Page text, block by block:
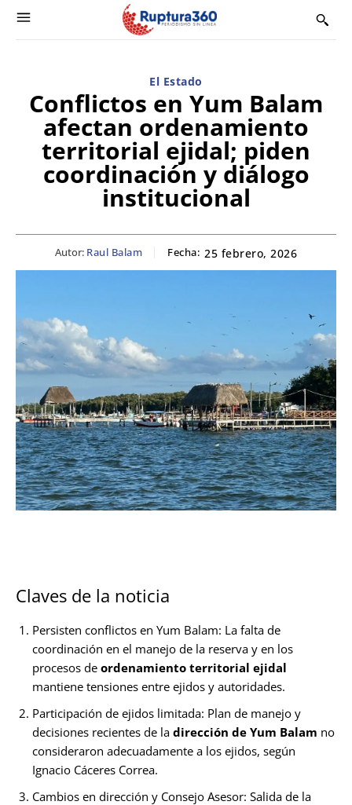
El Estado
Conflictos en Yum Balam
afectan ordenamiento
territorial ejidal; piden
coordinación y diálogo
institucional
Autor: Raul Balam Fecha: 25 febrero, 2026
Claves de la noticia
Persisten conflictos en Yum Balam: La falta de
coordinación en el manejo de la reserva y en los
procesos de ordenamiento territorial ejidal
mantiene tensiones entre ejidos y autoridades.
Participación de ejidos limitada: Plan de manejo y
decisiones recientes de la dirección de Yum Balam no
consideraron adecuadamente a los ejidos, según
Ignacio Cáceres Correa.
Cambios en dirección y Consejo Asesor: Salida de la